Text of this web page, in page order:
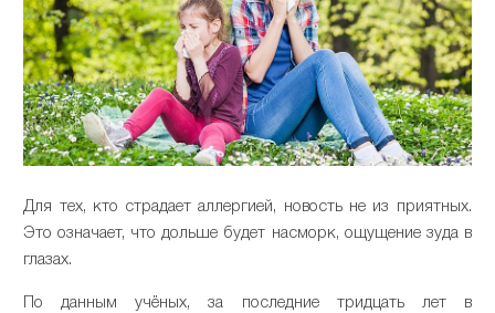
Для тех, кто страдает аллергией, новость не из приятных.
Это означает, что дольше будет насморк, ощущение зуда в
глазах.
По данным учёных, за последние тридцать лет в